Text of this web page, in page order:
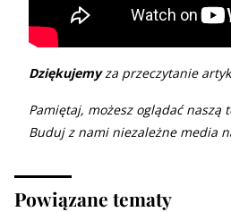
Dziękujemyza przeczytanie
Pamiętaj, możesz oglądać naszą
Buduj z nami niezależne media
Powiązane tematy